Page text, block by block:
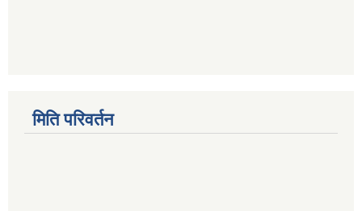
मिति परिवर्तन